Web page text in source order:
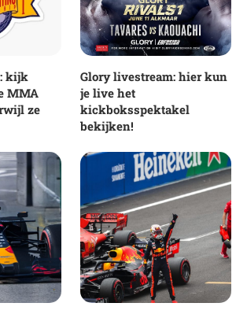
kijk
MMA
ze
Glory livestream: hier kun
je live het
kickboksspektakel
bekijken!